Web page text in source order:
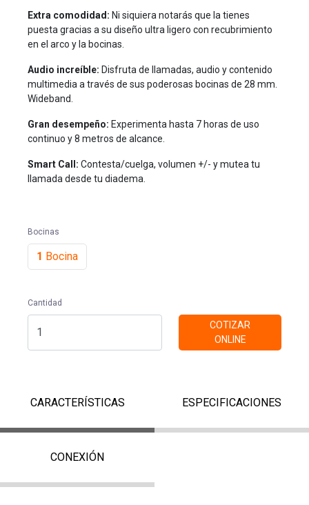
Extra comodidad: Ni siquiera notarás que la tienes
puesta gracias a su diseño ultra ligero con recubrimiento
en el arco y la bocinas.
Audio increíble: Disfruta de llamadas, audio y contenido
multimedia a través de sus poderosas bocinas de 28 mm.
Wideband.
Gran desempeño: Experimenta hasta 7 horas de uso
continuo y 8 metros de alcance.
Smart Call: Contesta/cuelga, volumen +/- y mutea tu
llamada desde tu diadema.
Bocinas
1 Bocina
Cantidad
COTIZAR
ONLINE
CARACTERÍSTICAS ESPECIFICACIONES
CONEXIÓN